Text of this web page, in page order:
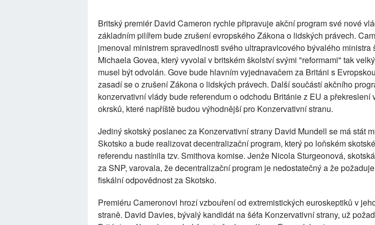
Britský premiér David Cameron rychle připravuje akční program své nové
základním pilířem bude zrušení evropského Zákona o lidských právech.
jmenoval ministrem spravedlnosti svého ultrapravicového bývalého ministra
Michaela Govea, který vyvolal v britském školství svými "reformami" tak
musel být odvolán. Gove bude hlavním vyjednavačem za Británi s
zasadí se o zrušení Zákona o lidských právech. Další součástí akčního
konzervativní vlády bude referendum o odchodu Británie z EU a překreslení
okrsků, které napříště budou výhodnější pro Konzervativní stranu.
Jediný skotský poslanec za Konzervativní strany David Mundell se má stát
Skotsko a bude realizovat decentralizační program, který po loňském
referendu nastínila tzv. Smithova komise. Jenže Nicola Sturgeonová,
za SNP, varovala, že decentralizační program je nedostatečný a že
fiskální odpovědnost za Skotsko.
Premiéru Cameronovi hrozí vzbouření od extremistických euroskeptiků v
straně. David Davies, bývalý kandidát na šéfa Konzervativní strany, už